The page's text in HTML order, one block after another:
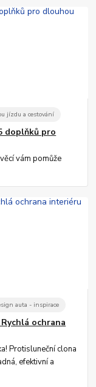
jízdu a cestování
doplňků pro
vám pomůže
auta - inspirace
ochrana
Protisluneční clona
efektivní a